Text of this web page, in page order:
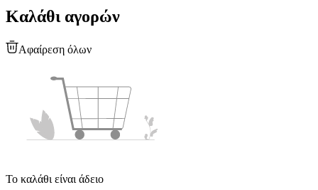
Καλάθι αγορών
Αφαίρεση όλων
Το καλάθι είναι άδειο